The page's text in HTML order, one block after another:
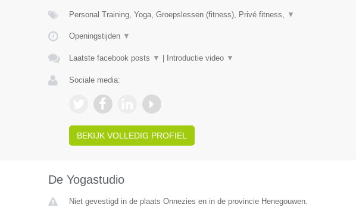
Personal Training, Yoga, Groepslessen (fitness), Privé fitness, ▼
Openingstijden ▼
Laatste facebook posts ▼ Introductie video ▼
Sociale media:
BEKIJK VOLLEDIG PROFIEL
De Yogastudio
Niet gevestigd in de plaats Onnezies en in de provincie Henegouwen.